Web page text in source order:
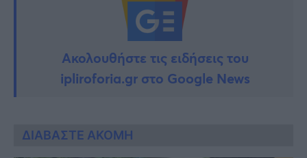
Ακολουθήστε τις ειδήσεις του
ipliroforia.gr στο Google News
ΔΙΑΒΑΣΤΕ ΑΚΟΜΗ